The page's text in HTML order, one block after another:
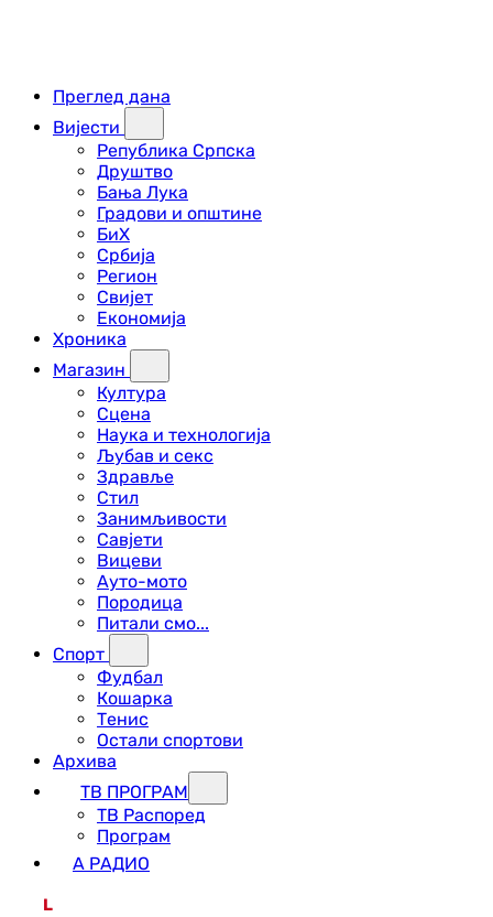
Преглед дана
Вијести
Република Српска
Друштво
Бања Лука
Градови и општине
БиХ
Србија
Регион
Свијет
Економија
Хроника
Магазин
Култура
Сцена
Наука и технологија
Љубав и секс
Здравље
Стил
Занимљивости
Савјети
Вицеви
Ауто-мото
Породица
Питали смо...
Спорт
Фудбал
Кошарка
Тенис
Остали спортови
Архива
ТВ ПРОГРАМ
ТВ Распоред
Програм
А РАДИО
L